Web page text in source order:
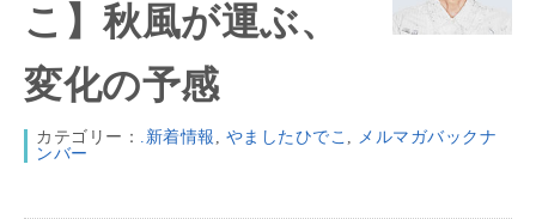
こ】秋風が運ぶ、
変化の予感
カテゴリー： .新着情報 , やましたひでこ , メルマガバックナ
ンバー